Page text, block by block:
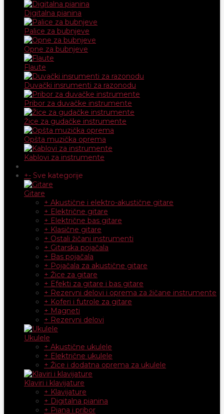
Digitalna pianina
Palice za bubnjeve
Opne za bubnjeve
Flaute
Duvački insrumenti za razonodu
Pribor za duvačke instrumente
Žice za gudačke instrumente
Opšta muzička oprema
Kablovi za instrumente
+- Sve kategorije
Gitare
+ Akustične i elektro-akustične gitare
+ Električne gitare
+ Električne bas gitare
+ Klasične gitare
+ Ostali žičani instrumenti
+ Gitarska pojačala
+ Bas pojačala
+ Pojačala za akustične gitare
+ Žice za gitare
+ Efekti za gitare i bas gitare
+ Rezervni delovi i oprema za žičane instrumente
+ Koferi i futrole za gitare
+ Magneti
+ Rezervni delovi
Ukulele
+ Akustične ukulele
+ Električne ukulele
+ Žice i dodatna oprema za ukulele
Klaviri i klavijature
+ Klavijature
+ Digitalna pianina
+ Piana i pribor